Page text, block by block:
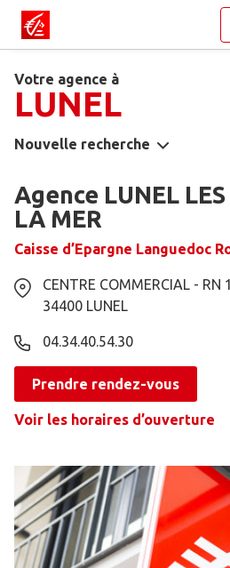
Votre agence à
LUNEL
Nouvelle recherche
Agence LUNEL LES
LA MER
Caisse d’Epargne Languedoc
CENTRE COMMERCIAL - RN
34400 LUNEL
04.34.40.54.30
Prendre rendez-vous
Voir les horaires d’ouverture